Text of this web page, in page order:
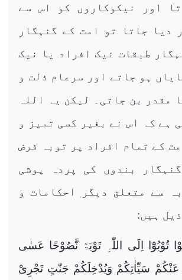
اور نیکوکاروں کو اس سے
دیا جاتا تو امت کے گنہگار
طبقات نیک افراد یا نیک
ہو جاتے اور سرعام ذلت و
مقدر بن جاتی۔ لیکن یہ اللہ
ہے کہ اس نے بغیر کسی تمیز و
کے تمام افراد پر توبہ فرض
بندوں کی پردہ پوشی
سے متعلق دیگر احکامات و
ہیں:
تُوْبُوْٓا اِلَی اللّٰہِ تَوْبَۃً نَّصُوْحًا عَسٰی
عَنْکُمْ سَیِّاٰتِکُمْ وَیُدْخِلَکُمْ جَنّٰتٍ تَجْرِیْ